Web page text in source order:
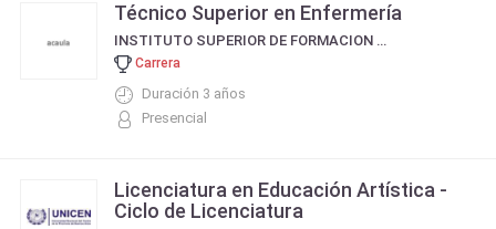
Técnico Superior en Enfermería
INSTITUTO SUPERIOR DE FORMACION DOCENTE PINOS DE ANCHORENA - MAR DEL PLATA
Carrera
Duración 3 años
Presencial
Licenciatura en Educación Artística -
Ciclo de Licenciatura